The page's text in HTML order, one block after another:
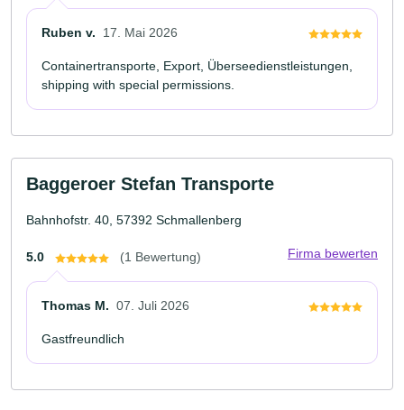
Ruben v. 17. Mai 2026
Containertransporte, Export, Überseedienstleistungen,
shipping with special permissions.
Baggeroer Stefan Transporte
Bahnhofstr. 40, 57392 Schmallenberg
5.0 (1 Bewertung) Firma bewerten
Thomas M. 07. Juli 2026
Gastfreundlich